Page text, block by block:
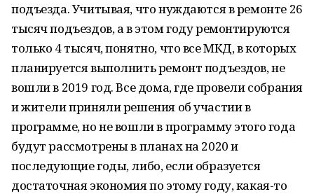
подъезда. Учитывая, что нуждаются в ремонте 26
тысяч подъездов, а в этом году ремонтируются
только 4 тысяч, понятно, что все МКД, в которых
планируется выполнить ремонт подъездов, не
вошли в 2019 год. Все дома, где провели собрания
и жители приняли решения об участии в
программе, но не вошли в программу этого года
будут рассмотрены в планах на 2020 и
последующие годы, либо, если образуется
достаточная экономия по этому году, какая-то